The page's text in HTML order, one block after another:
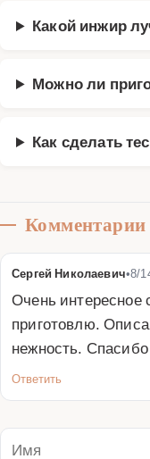
Какой инжир
Можно ли
Как сделать
Комментарии
Сергей Николаевич•8/
Очень интересное
приготовлю.
нежность.
Ответить